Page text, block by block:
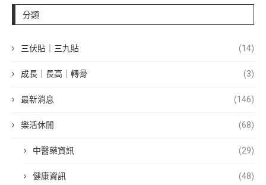
分類
三伏貼｜三九貼 (14)
成長｜長高｜轉骨 (3)
最新消息 (146)
樂活休閒 (68)
中醫藥資訊 (29)
健康資訊 (48)